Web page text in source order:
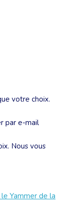
votre choix.
par e-mail
Nous vous
Yammer de la